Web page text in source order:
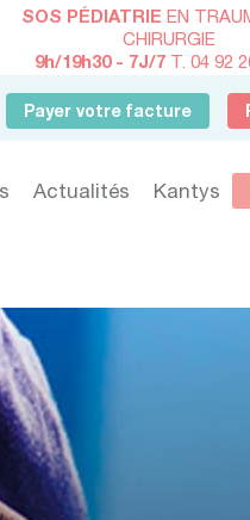
SOS PÉDIATRIE EN
CHIRURGIE
9h/19h30 - 7J/7T. 04 92
Payer votre facture
Actualités Kantys